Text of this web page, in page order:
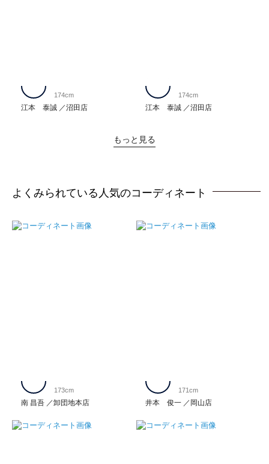
江本 泰誠 沼田店
174cm
江本 泰誠 沼田店
174cm
もっと見る
よくみられている人気のコーディネート
南 昌吾 卸団地本店
173cm
井本 俊一 岡山店
171cm